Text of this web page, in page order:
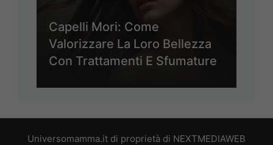
Capelli Mori: Come
Valorizzare La Loro Bellezza
Con Trattamenti E Sfumature
Universomamma.it di proprietà di NEXTMEDIAWEB